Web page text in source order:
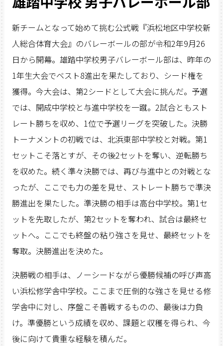
新チームとなって始めて挑む公式戦『浜松地区中学校新
人総合体育大会』のバレーボールの部が令和2年9月26
日から開幕。雄踏中学校男子バレーボール部は、昨年の
1年生大会でベスト8進出を果たしており、シード権を
獲得。今大会は、第2シードとして大会に挑んだ。予選
では、開成中学校と与進中学校を一蹴。2試合ともスト
レート勝ちを収め、1位で予選リーグを突破した。決勝
トーナメントの初戦では、北浜東部中学校と対戦。第1
セットこそ落とすが、その後2セットを奪い、逆転勝ち
を収めた。続く準々決勝では、再び与進中との対戦とな
ったが、ここでも力の差を見せ、ストレート勝ちで準決
勝進出を果たした。準決勝の相手は高台中学校。第1セ
ットを先取したが、第2セットを奪われ、試合は最終セ
ットへ。ここでも終盤の粘り強さを見せ、最終セットを
奪取。決勝進出を決めた。
決勝戦の相手は、ノーシードながら優勝候補の呼び声高
い浜松修学舎中学校。ここまで圧倒的な強さを見せる修
学舎中に対し、序盤こそ善戦するものの、最後は力負
け。準優勝という成績を収め、課題と収穫を得られ、今
後に向けて貴重な経験を積んだ。